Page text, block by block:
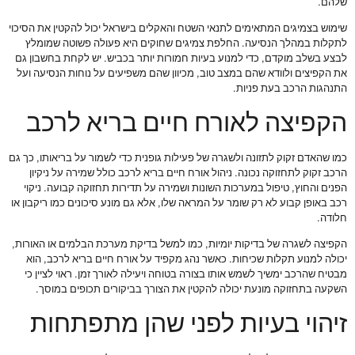
שלהם.
שימוש בצמיגים המתאימים לתנאי השטח והאקלים בישראל יכול להקטין את הסיכוי
לתקלות במהלך הנסיעה. החלפת צמיגים שחוקים היא פעולה פשוטה שמומלץ
לבצע בשלב מוקדם, כדי למנוע בעיות חמורות יותר בכביש. יש לקחת בחשבון גם
את הקפיצים ולוודא שהם במצב טוב, מכיוון שהם משפיעים על נוחות הנסיעה ועל
התנהגות הרכב בעת פניות.
הקפיצה לאורח חיים בריא לרכב
כמו שהאדם זקוק לתזונה ולשגרה של פעילות גופנית כדי לשמור על בריאותו, כך גם
הרכב זקוק לתחזוקה נכונה. ניהול אורח חיים בריא לרכב כולל שמירה על ניקיון
הפנים והחוץ, טיפול במערכות השונות ושמירה על תדירות תחזוקה קבועה. ניקוי
רכב באופן קבוע לא רק שומר על המראה שלו, אלא גם מונע סיכונים כמו ריקבון או
חלודה.
הקפיצה לשגרה של בדיקות יומיות, כמו למשל בדיקת מערכת הבלמים או האורות,
יכולה למנוע תקלות שכיחות. כאשר נהג מקפיד על אורח חיים בריא לרכב, הוא
מבטיח שהרכב ימשיך לשמש אותו בצורה בטוחה ויעילה לאורך זמן. ראוי לציין כי
השקעה בתחזוקה מונעת יכולה להקטין את הצורך בביקורים תכופים במוסך.
זיהוי בעיות לפני שהן מתפתחות